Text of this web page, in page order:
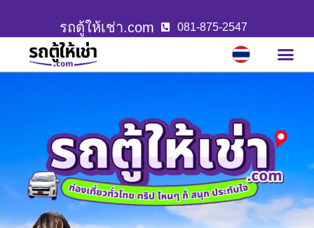
รถตู้ให้เช่า.com 081-875-2547